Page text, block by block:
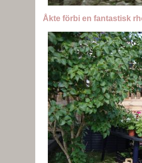
Åkte förbi en fantastisk